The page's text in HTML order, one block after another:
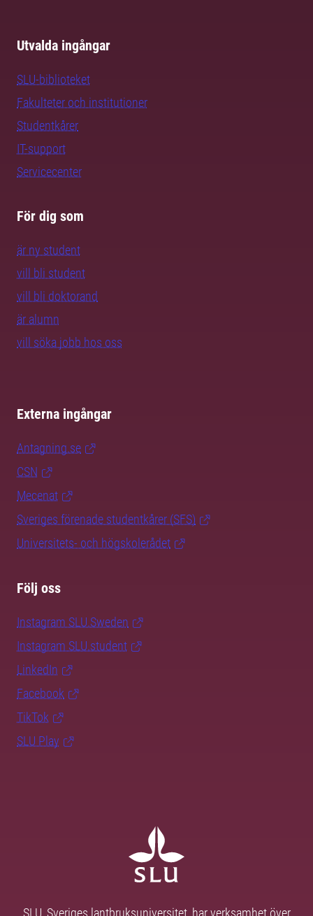
Utvalda ingångar
SLU-biblioteket
Fakulteter och institutioner
Studentkårer
IT-support
Servicecenter
För dig som
är ny student
vill bli student
vill bli doktorand
är alumn
vill söka jobb hos oss
Externa ingångar
Antagning.se
CSN
Mecenat
Sveriges förenade studentkårer (SFS)
Universitets- och högskolerådet
Följ oss
Instagram SLU.Sweden
Instagram SLU.student
LinkedIn
Facebook
TikTok
SLU Play
SLU, Sveriges lantbruksuniversitet, har verksamhet över